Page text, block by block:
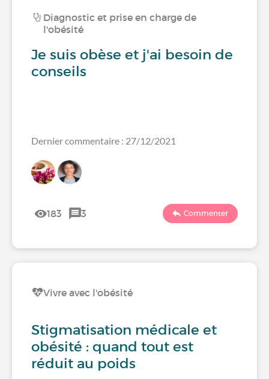
Diagnostic et prise en charge de
l'obésité
Je suis obèse et j'ai besoin de
conseils
Dernier commentaire : 27/12/2021
183 3 Commenter
Vivre avec l'obésité
Stigmatisation médicale et
obésité : quand tout est
réduit au poids